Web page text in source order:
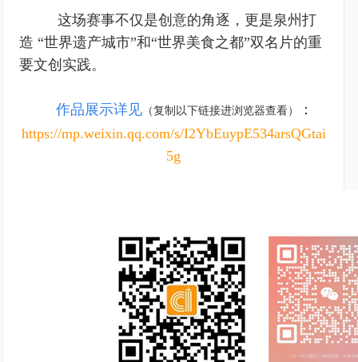
这场赛事不仅是创意的角逐，更是泉州打
造 “世界遗产城市”和“世界美食之都”双名片的重
要文创实践。
作品展示详见 （复制以下链接进浏览器查看）
：
https://mp.weixin.qq.com/s/I2YbEuypE534arsQGtai
5g